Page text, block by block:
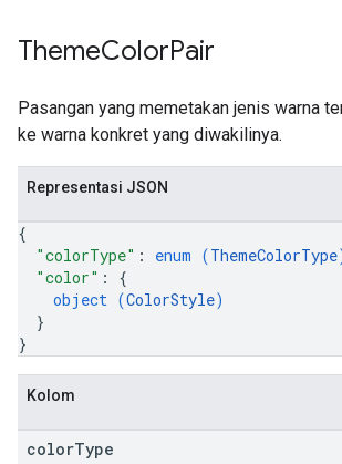
ThemeColorPair
Pasangan yang memetakan jenis warna
ke warna konkret yang diwakilinya.
Representasi JSON
{
"colorType" : enum (ThemeColorType
"color" : {
object (ColorStyle)
}
}
Kolom
colorType